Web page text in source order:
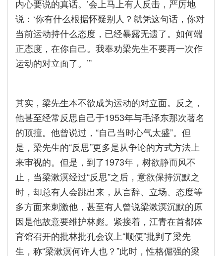
内心要说的真话。’会上马上有人反击，严厉地
说：‘你有什么根据怀疑别人？就凭这句话，你对
当前运动持什么态度，已经暴露无遗了。如何端
正态度，在你自己。我奉劝梁先生不要再一次作
运动的对立面了。’”
其实，梁先生本不欲成为运动的对立面。反之，
他甚至经常反思自己于1953年与毛泽东那次著名
的顶撞。他曾说过，“自己当时心气太盛”。但
是，梁先生的“反思”更多是从争论的方式方法上
来审视的。但是，到了1973年，树欲静而风不
止，当梁漱溟经过“反思”之后，意欲保持沉默之
时，却总有人会跳出来，从言辞、立场、态度等
多方面来刺激他，甚至有人曾说梁漱溟沉默的原
因是他故意要维护林彪。紧接着，江青在首都体
育馆召开的批林批孔会议上“顺便”批判了梁先
生，称“梁漱溟何许人也？”此时，性格倔强的梁